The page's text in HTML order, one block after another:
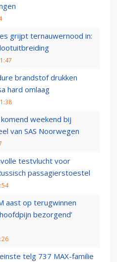
grijpt ternauwernood in:
brandstof drukken
hard omlaag
weekend bij
van SAS Noorwegen
testvlucht voor
passagierstoestel
aast op terugwinnen
bezorgend’
telg 737 MAX-familie